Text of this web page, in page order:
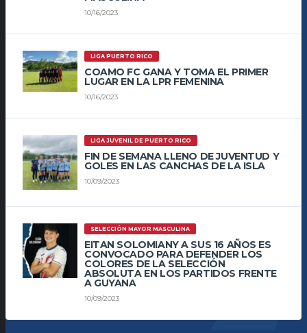
10/16/2023
LIGA PUERTO RICO
COAMO FC GANA Y TOMA EL PRIMER
LUGAR EN LA LPR FEMENINA
10/16/2023
LIGA JUVENIL DE PUERTO RICO
FIN DE SEMANA LLENO DE JUVENTUD Y
GOLES EN LAS CANCHAS DE LA ISLA
10/09/2023
SELECCIÓN MAYOR MASCULINA
EITAN SOLOMIANY A SUS 16 AÑOS ES
CONVOCADO PARA DEFENDER LOS
COLORES DE LA SELECCIÓN
ABSOLUTA EN LOS PARTIDOS FRENTE
A GUYANA
10/09/2023